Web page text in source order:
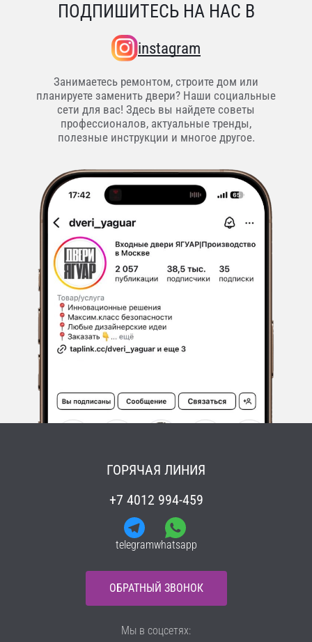
ПОДПИШИТЕСЬ НА НАС В
instagram
Занимаетесь ремонтом, строите дом или
планируете заменить двери? Наши социальные
сети для вас! Здесь вы найдете советы
профессионалов, актуальные тренды,
полезные инструкции и многое другое.
ГОРЯЧАЯ ЛИНИЯ
+7 4012 994-459
telegramwhatsapp
ОБРАТНЫЙ ЗВОНОК
Мы в соцсетях: